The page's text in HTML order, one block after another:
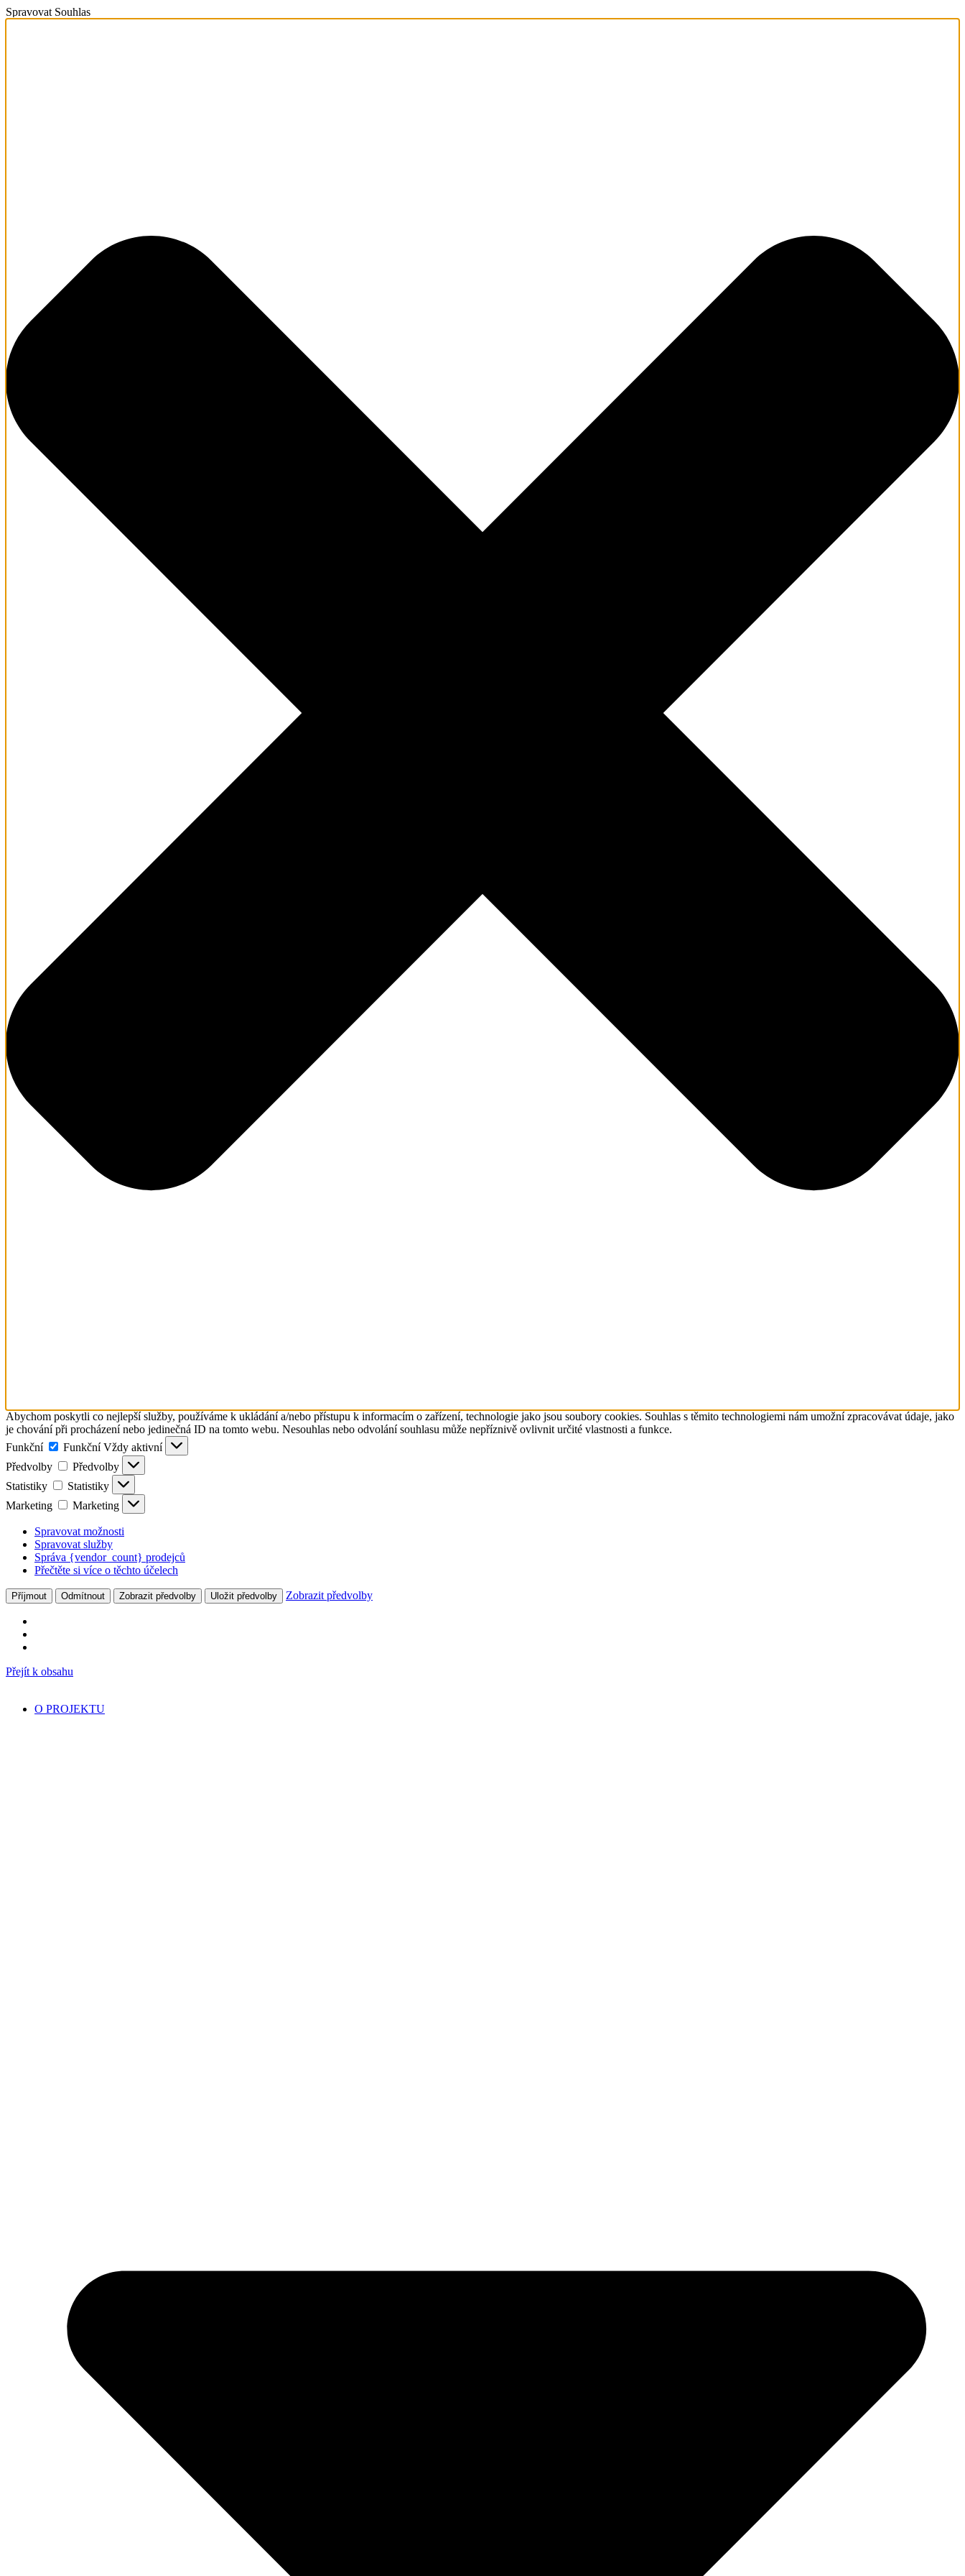
Spravovat Souhlas
Abychom poskytli co nejlepší služby, používáme k ukládání a/nebo přístupu k informacím o zařízení, technologie jako jsou soubory cookies. Souhlas s těmito technologiemi nám umožní zpracovávat údaje, jako
je chování při procházení nebo jedinečná ID na tomto webu. Nesouhlas nebo odvolání souhlasu může nepříznivě ovlivnit určité vlastnosti a funkce.
Funkční
Funkční Vždy aktivní
Předvolby
Předvolby
Statistiky
Statistiky
Marketing
Marketing
Spravovat možnosti
Spravovat služby
Správa {vendor_count} prodejců
Přečtěte si více o těchto účelech
Příjmout Odmítnout Zobrazit předvolby Uložit předvolby Zobrazit předvolby
Přejít k obsahu
O PROJEKTU